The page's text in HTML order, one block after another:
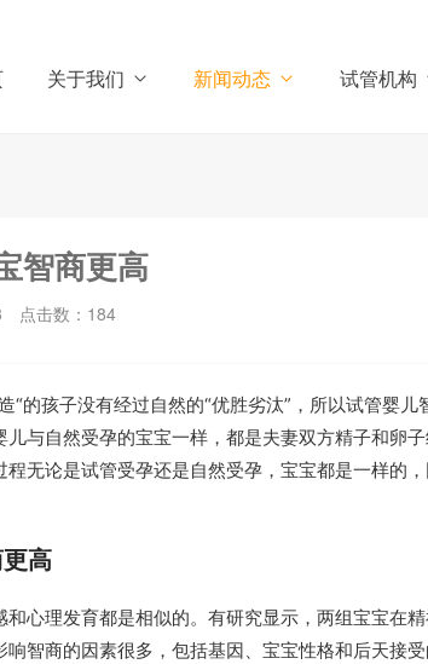
关于我们 新闻动态 试管机构
智商更高
点击数： 184
“的孩子没有经过自然的“优胜劣汰”，所以试管婴
与自然受孕的宝宝一样，都是夫妻双方精子和卵
无论是试管受孕还是自然受孕，宝宝都是一样的
高
心理发育都是相似的。有研究显示，两组宝宝在精
智商的因素很多，包括基因、宝宝性格和后天接